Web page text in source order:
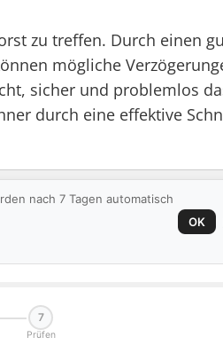
zu treffen. Durch einen
mögliche
sicher und problemlos
durch eine effektive
nach 7 Tagen automatisch
OK
7
Prüfen